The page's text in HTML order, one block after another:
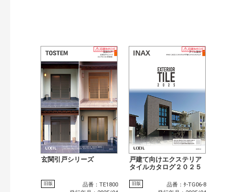
玄関引戸シリーズ
旧版
品番：TE1800
戸建て向けエクステリア
タイルカタログ２０２５
旧版
品番：ﾀ-TG06-8